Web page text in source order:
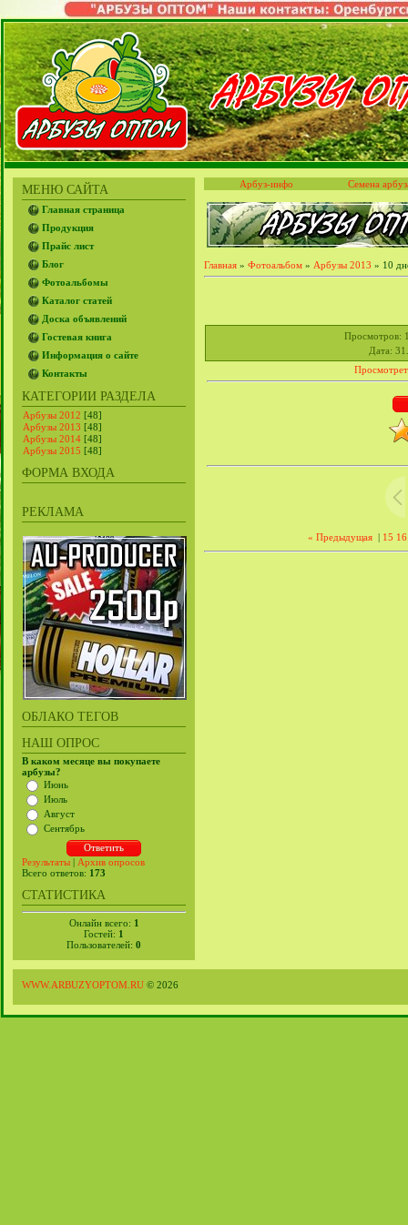
МЕНЮ САЙТА
Главная страница
Продукция
Прайс лист
Блог
Фотоальбомы
Каталог статей
Доска объявлений
Гостевая книга
Информация о сайте
Контакты
КАТЕГОРИИ РАЗДЕЛА
Арбузы 2012 [48]
Арбузы 2013 [48]
Арбузы 2014 [48]
Арбузы 2015 [48]
ФОРМА ВХОДА
РЕКЛАМА
ОБЛАКО ТЕГОВ
НАШ ОПРОС
В каком месяце вы покупаете
арбузы?
Июнь
Июль
Август
Сентябрь
Результаты | Архив опросов
Всего ответов: 173
СТАТИСТИКА
Онлайн всего: 1
Гостей: 1
Пользователей: 0
Арбуз-инфо Семена
Главная » Фотоальбом » Арбузы 2013 » 10
Просмотров:
Дата:
« Предыдущая | 15 16
WWW.ARBUZYOPTOM.RU © 2026